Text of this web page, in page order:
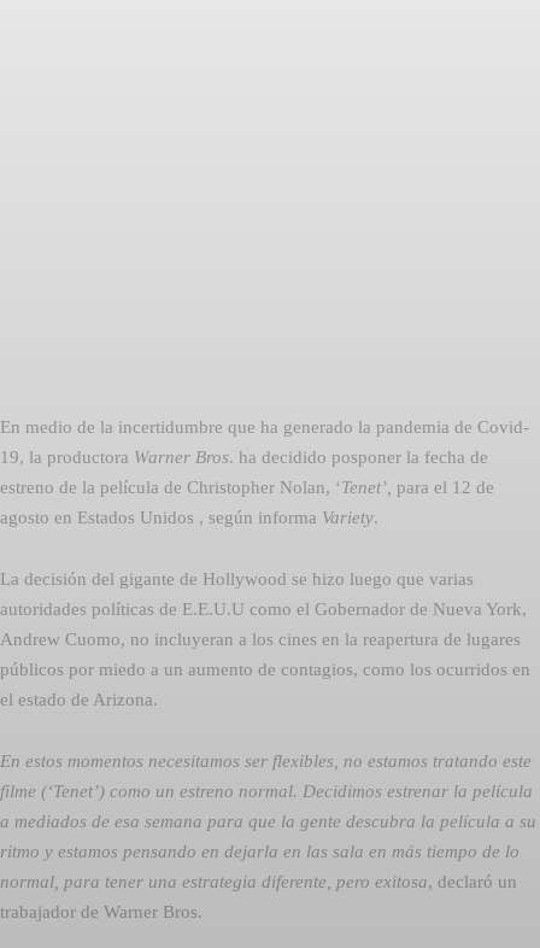
En medio de la incertidumbre que ha generado la pandemia de Covid-
19, la productora Warner Bros. ha decidido posponer la fecha de
estreno de la película de Christopher Nolan, ‘Tenet’, para el 12 de
agosto en Estados Unidos , según informa Variety.
La decisión del gigante de Hollywood se hizo luego que varias
autoridades políticas de E.E.U.U como el Gobernador de Nueva York,
Andrew Cuomo, no incluyeran a los cines en la reapertura de lugares
públicos por miedo a un aumento de contagios, como los ocurridos en
el estado de Arizona.
En estos momentos necesitamos ser flexibles, no estamos tratando este
filme (‘Tenet’) como un estreno normal. Decidimos estrenar la película
a mediados de esa semana para que la gente descubra la película a su
ritmo y estamos pensando en dejarla en las sala en más tiempo de lo
normal, para tener una estrategia diferente, pero exitosa, declaró un
trabajador de Warner Bros.